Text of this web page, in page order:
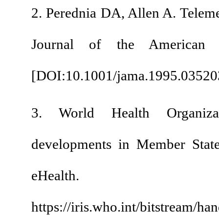
2. Perednia DA,
Journal of the
[DOI:10.1001/
3. World Health
developments in
https://iris.who.int/